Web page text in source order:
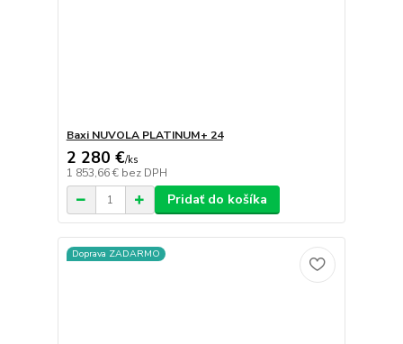
Baxi NUVOLA PLATINUM+ 24
2 280 €/ks
1 853,66 € bez DPH
Pridať do košíka
Doprava ZADARMO